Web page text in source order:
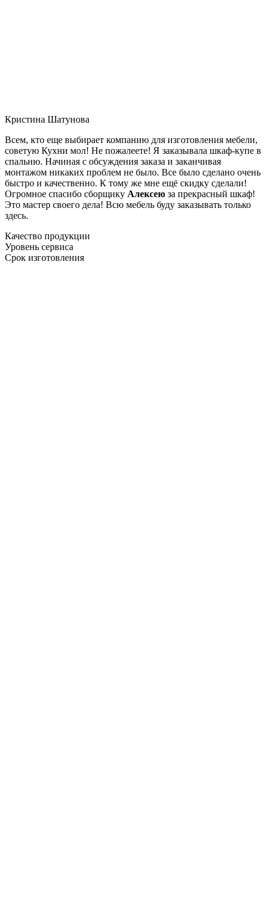
Кристина Шатунова
Всем, кто еще выбирает компанию для изготовления мебели,
советую Кухни мол! Не пожалеете! Я заказывала шкаф-купе в
спальню. Начиная с обсуждения заказа и заканчивая
монтажом никаких проблем не было. Все было сделано очень
быстро и качественно. К тому же мне ещё скидку сделали!
Огромное спасибо сборщику Алексею за прекрасный шкаф!
Это мастер своего дела! Всю мебель буду заказывать только
здесь.
Качество продукции
Уровень сервиса
Срок изготовления